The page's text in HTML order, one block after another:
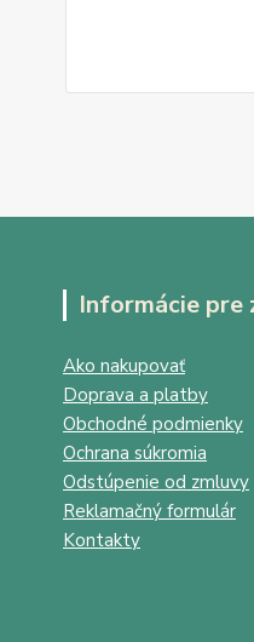
Informácie pre
Ako nakupovať
Doprava a platby
Obchodné podmienky
Ochrana súkromia
Odstúpenie od zmluvy
Reklamačný formulár
Kontakty